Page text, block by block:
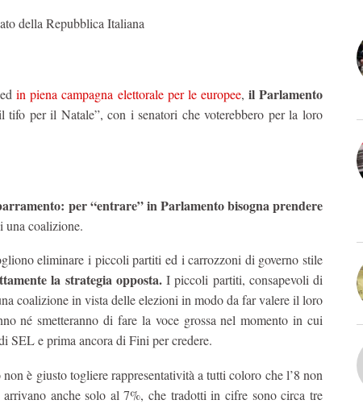
della Repubblica Italiana
in piena campagna elettorale per le europee, il Parlamento
tifo per il Natale”, con i senatori che voterebbero per la loro
per “entrare” in Parlamento bisogna prendere
una coalizione.
eliminare i piccoli partiti ed i carrozzoni di governo stile
la strategia opposta.I piccoli partiti, consapevoli di
coalizione in vista delle elezioni in modo da far valere il loro
né smetteranno di fare la voce grossa nel momento in cui
SEL e prima ancora di Fini per credere.
non è giusto togliere rappresentatività a tutti coloro che l’8 non
anche solo al 7%, che tradotti in cifre sono circa tre